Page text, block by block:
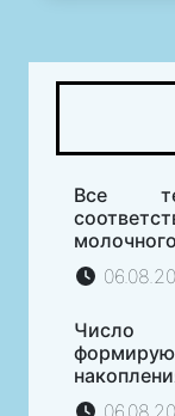
Все
Число